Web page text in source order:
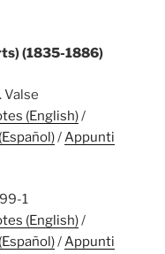
(1835-1886)
Valse
(English)/
/ Appunti
1
(English)/
/Appunti